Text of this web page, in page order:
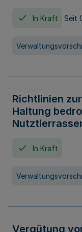
In Kraft Seit
Richtlinien
Haltung
In Kraft
Vergütung